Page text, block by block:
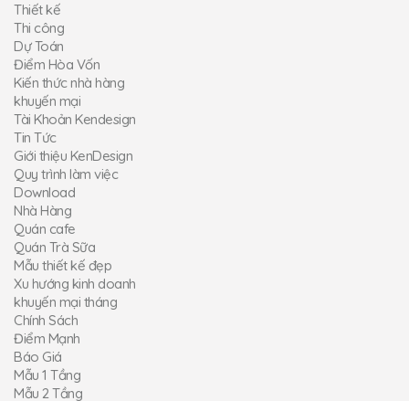
Thiết kế
Thi công
Dự Toán
Điểm Hòa Vốn
Kiến thức nhà hàng
khuyến mại
Tài Khoản Kendesign
Tin Tức
Giới thiệu KenDesign
Quy trình làm việc
Download
Nhà Hàng
Quán cafe
Quán Trà Sữa
Mẫu thiết kế đẹp
Xu hướng kinh doanh
khuyến mại tháng
Chính Sách
Điểm Mạnh
Báo Giá
Mẫu 1 Tầng
Mẫu 2 Tầng